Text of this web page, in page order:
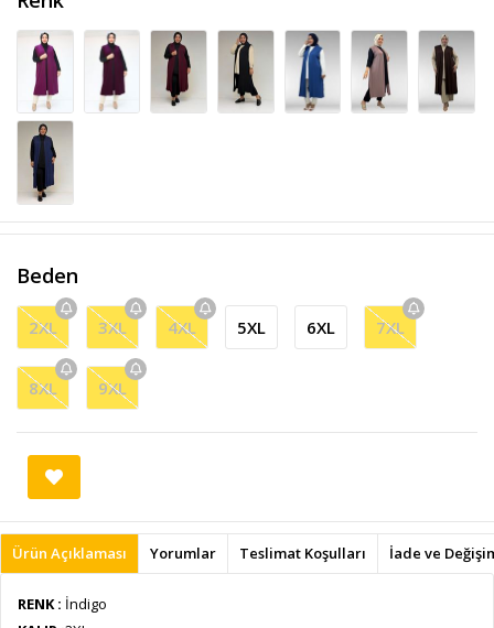
Beden
2XL 3XL 4XL 5XL 6XL 7XL
8XL 9XL
Ürün Açıklaması Yorumlar Teslimat Koşulları İade ve
RENK : İndigo